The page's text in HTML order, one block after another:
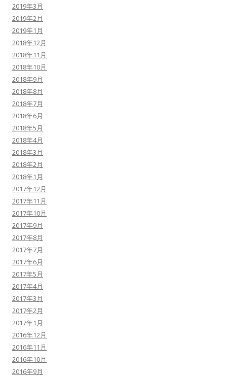
2019年3月
2019年2月
2019年1月
2018年12月
2018年11月
2018年10月
2018年9月
2018年8月
2018年7月
2018年6月
2018年5月
2018年4月
2018年3月
2018年2月
2018年1月
2017年12月
2017年11月
2017年10月
2017年9月
2017年8月
2017年7月
2017年6月
2017年5月
2017年4月
2017年3月
2017年2月
2017年1月
2016年12月
2016年11月
2016年10月
2016年9月